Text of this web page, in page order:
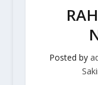
Posted by